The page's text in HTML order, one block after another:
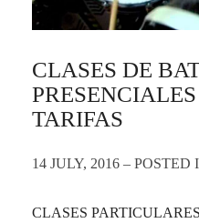
CLASES DE
TARIFAS
14 JULY, 2016 – POSTED
CLASES